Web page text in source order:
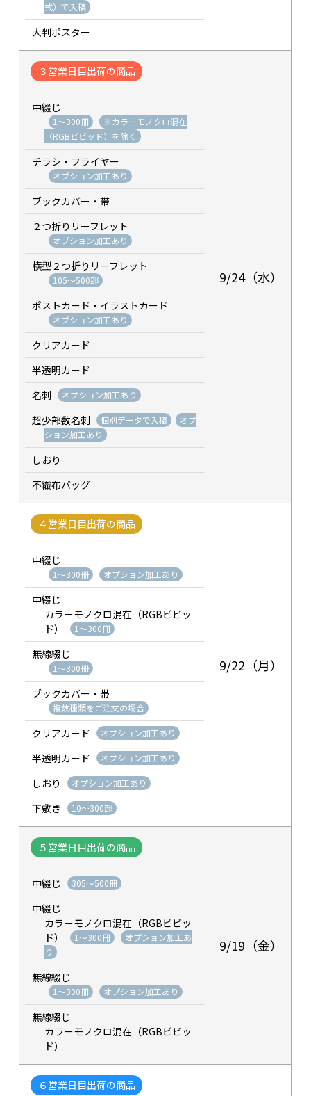
式）で入稿
大判ポスター
３営業日目出荷の商品
中綴じ
1～300冊
※カラーモノクロ混在
（RGBビビッド）を除く
チラシ・フライヤー
オプション加工あり
ブックカバー・帯
２つ折りリーフレット
オプション加工あり
横型２つ折りリーフレット
105～500部
ポストカード・イラストカード
オプション加工あり
クリアカード
半透明カード
名刺
オプション加工あり
超少部数名刺 個別データで入稿
オプ
ション加工あり
しおり
不織布バッグ
9/24（水）
４営業日目出荷の商品
中綴じ
1～300冊 オプション加工あり
中綴じ
カラーモノクロ混在（RGBビビッ
ド）
1～300冊
無線綴じ
1～300冊
ブックカバー・帯
複数種類をご注文の場合
クリアカード オプション加工あり
半透明カード オプション加工あり
しおり オプション加工あり
下敷き 10～300部
9/22（月）
５営業日目出荷の商品
中綴じ 305～500冊
中綴じ
カラーモノクロ混在（RGBビビッ
ド）
1～300冊
オプション加工あ
り
無線綴じ
1～300冊 オプション加工あり
無線綴じ
カラーモノクロ混在（RGBビビッ
ド）
9/19（金）
６営業日目出荷の商品